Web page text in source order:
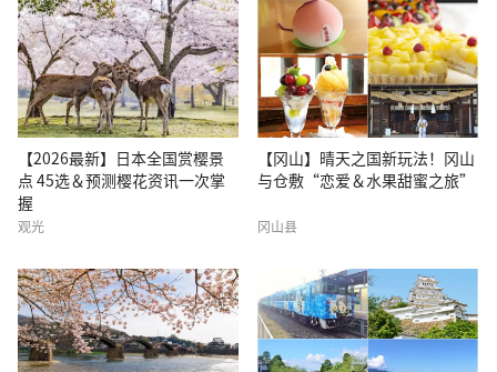
【2026最新】日本全国赏樱景
点 45选＆预测樱花资讯一次掌
握
观光
【冈山】晴天之国新玩法！冈山
与仓敷“恋爱＆水果甜蜜之旅”
冈山县